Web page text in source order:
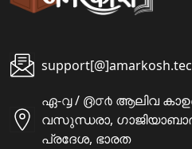
ഏ-൮ / ൫൦൪ ആലിവ
വസുന്ധരാ,
പ്രദേശ, ഭാരത